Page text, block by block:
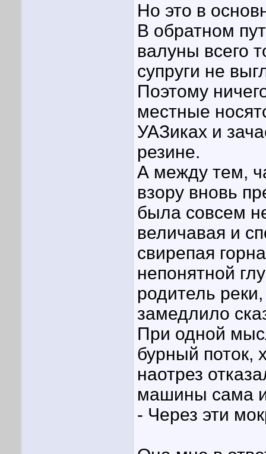
Но это в
В обратном
валуны всего
супруги не
Поэтому
местные
УАЗиках и
резине.
А между тем,
взору вновь
была совсем
величавая и
свирепая
непонятной
родитель
замедлило
При одной
бурный поток,
наотрез
машины сама
- Через эти